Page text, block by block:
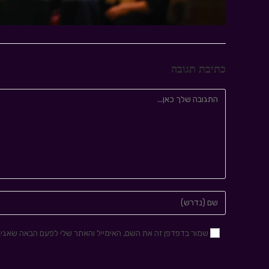
כתיבת תגובה
שמור בדפדפן זה את השם, האימייל והאתר שלי לפעם הבאה